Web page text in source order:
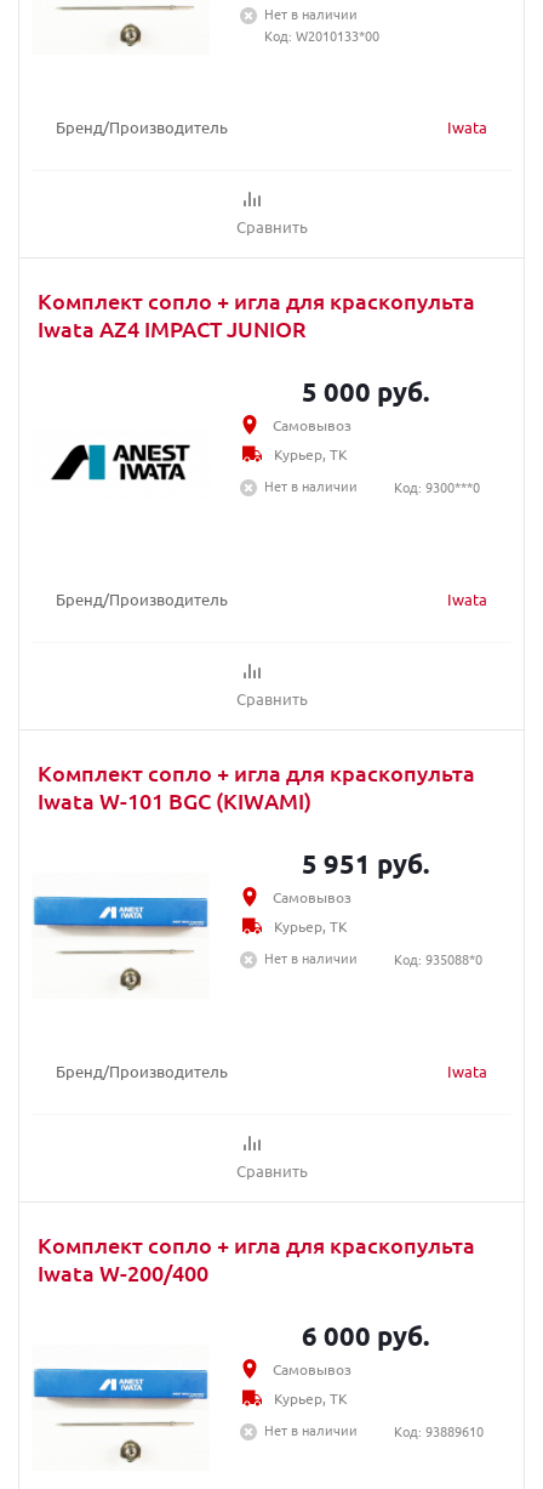
Бренд/Производитель Iwata
Сравнить
Нет в наличии
Код: W2010133*00
Комплект сопло + игла для краскопульта
Iwata AZ4 IMPACT JUNIOR
Бренд/Производитель Iwata
Сравнить
5 000 руб.
Самовывоз
Курьер, ТК
Нет в наличии
Код: 9300***0
Комплект сопло + игла для краскопультa
Iwata W-101 BGC (KIWAMI)
Бренд/Производитель Iwata
Сравнить
5 951 руб.
Самовывоз
Курьер, ТК
Нет в наличии
Код: 935088*0
Комплект сопло + игла для краскопульта
Iwata W-200/400
6 000 руб.
Самовывоз
Курьер, ТК
Нет в наличии
Код: 93889610